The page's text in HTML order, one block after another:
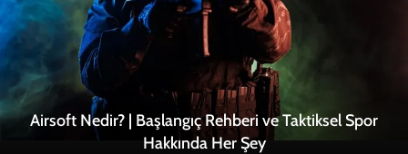
Airsoft Nedir? | Başlangıç Rehberi ve Taktiksel Spor
Hakkında Her Şey